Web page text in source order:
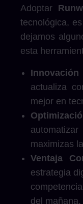
Adoptar
tecnológica,
dejamos
esta
actualiza
mejor en
maximizas
Ventaja
estrategia
del mañana.